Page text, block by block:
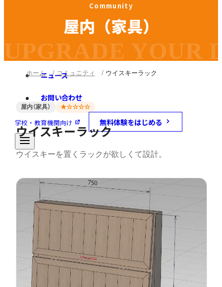
よくある質問
マニュアル
旧バージョンダウンロード
ニュース
お問い合わせ
学校・教育機関向け 無料体験をはじめる
Co mmu nity
屋内 （家具）
UPGRADE YOUR
ホーム コミュニティ ウイスキーラック
屋内（家具） ★☆☆☆☆
ウイスキーラック
ウイスキーを置くラックが欲しくて設計。